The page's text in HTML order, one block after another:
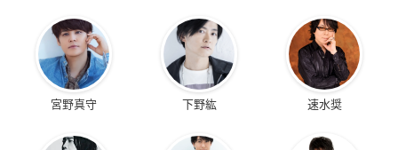
宮野真守 下野紘 速水奨